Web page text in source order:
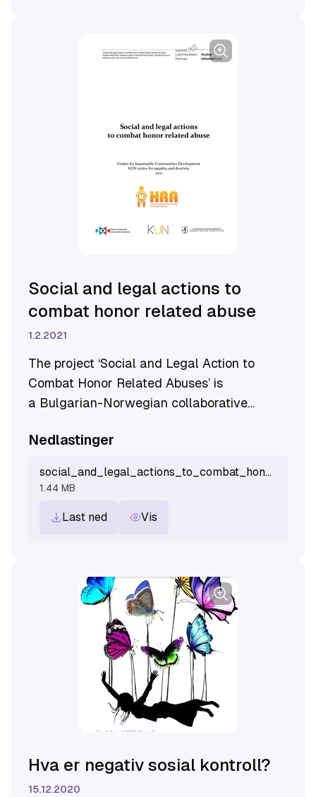
Social and legal actions to
combat honor related abuse
1.2.2021
The project ‘Social and Legal Action to
Combat Honor Related Abuses’ is
a Bulgarian-Norwegian collaborative
for Sustainable Communities Development
with Women Lawyers Association and KUN
The project was carried out from September
Nedlastinger
social_and_legal_actions_to_combat_honor_related_abuse.pdf
1.44 MB
Last ned Vis
Hva er negativ sosial kontroll?
15.12.2020